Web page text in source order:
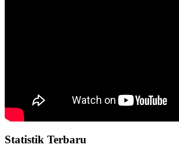
Statistik Terbaru